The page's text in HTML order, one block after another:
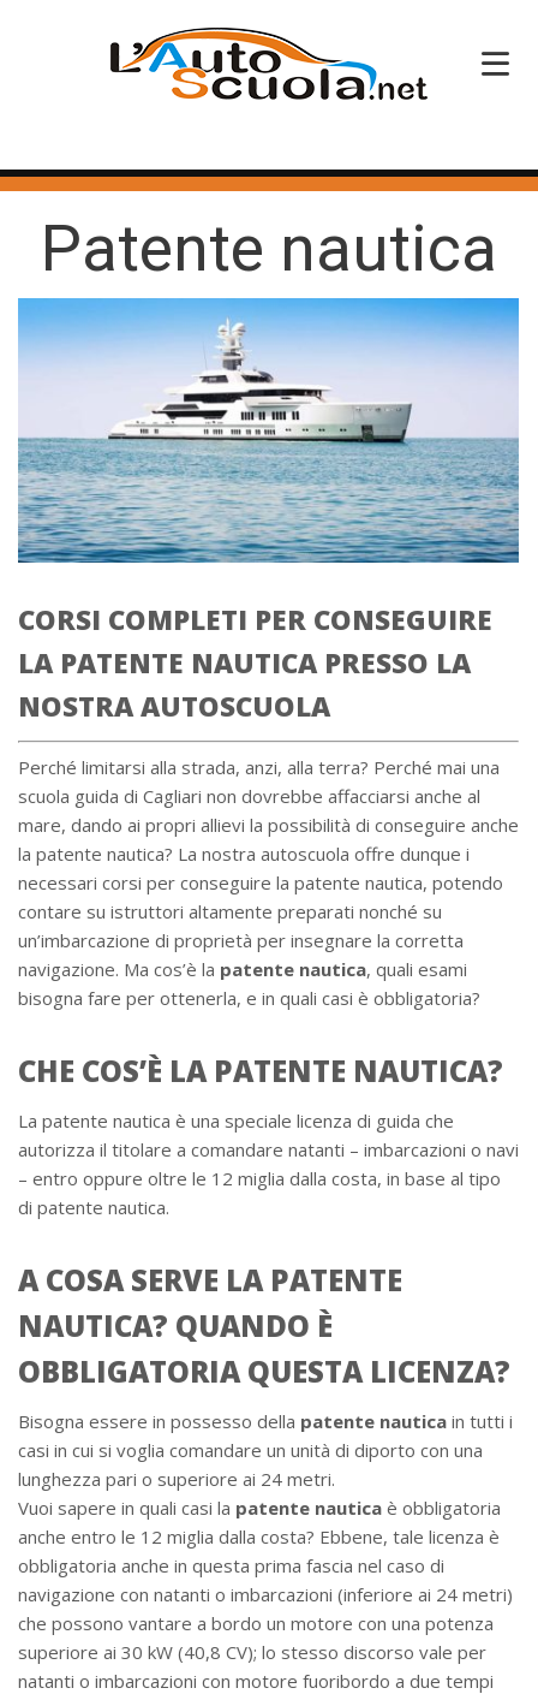
HOME
SERVIZI
CORSI PROFESSIONALI
PERCHÉ SCEGLIERCI
BLOG
CONTATTI
Patente nautica
CORSI COMPLETI PER CONSEGUIRE
LA PATENTE NAUTICA PRESSO LA
NOSTRA AUTOSCUOLA
Perché limitarsi alla strada, anzi, alla terra? Perché mai una
scuola guida di Cagliari non dovrebbe affacciarsi anche al
mare, dando ai propri allievi la possibilità di conseguire anche
la patente nautica? La nostra autoscuola offre dunque i
necessari corsi per conseguire la patente nautica, potendo
contare su istruttori altamente preparati nonché su
un’imbarcazione di proprietà per insegnare la corretta
navigazione. Ma cos’è la patente nautica, quali esami
bisogna fare per ottenerla, e in quali casi è obbligatoria?
CHE COS’È LA PATENTE NAUTICA?
La patente nautica è una speciale licenza di guida che
autorizza il titolare a comandare natanti – imbarcazioni o navi
– entro oppure oltre le 12 miglia dalla costa, in base al tipo
di patente nautica.
A COSA SERVE LA PATENTE
NAUTICA? QUANDO È
OBBLIGATORIA QUESTA LICENZA?
Bisogna essere in possesso della patente nautica in tutti i
casi in cui si voglia comandare un unità di diporto con una
lunghezza pari o superiore ai 24 metri.
Vuoi sapere in quali casi la patente nautica è obbligatoria
anche entro le 12 miglia dalla costa? Ebbene, tale licenza è
obbligatoria anche in questa prima fascia nel caso di
navigazione con natanti o imbarcazioni (inferiore ai 24 metri)
che possono vantare a bordo un motore con una potenza
superiore ai 30 kW (40,8 CV); lo stesso discorso vale per
natanti o imbarcazioni con motore fuoribordo a due tempi